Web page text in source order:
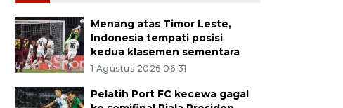
Menang atas Timor Leste,
Indonesia tempati posisi
kedua klasemen sementara
1 Agustus 2026 06:31
Pelatih Port FC kecewa gagal